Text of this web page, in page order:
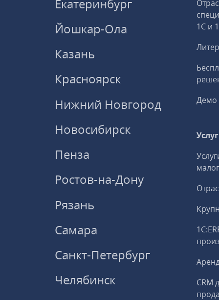
Екатеринбург
Йошкар-Ола
Казань
Красноярск
Нижний Новгород
Новосибирск
Пенза
Ростов-на-Дону
Рязань
Самара
Санкт-Петербург
Челябинск
1С и
Демо
CRM